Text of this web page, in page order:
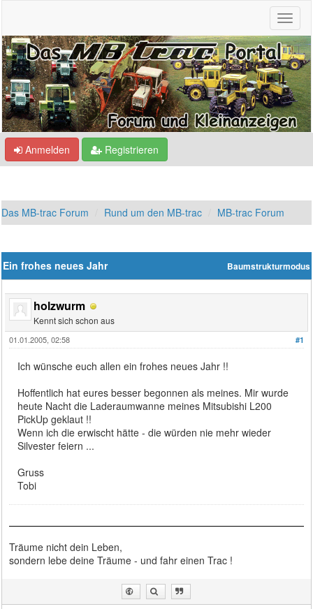
Anmelden Registrieren
Das MB-trac Forum Rund um den MB-trac MB-trac Forum
Baumstrukturmodus
Ein frohes neues Jahr
holzwurm
Kennt sich schon aus
#1
01.01.2005, 02:58
Ich wünsche euch allen ein frohes neues Jahr !!
Hoffentlich hat eures besser begonnen als meines. Mir wurde
heute Nacht die Laderaumwanne meines Mitsubishi L200
PickUp geklaut !!
Wenn ich die erwischt hätte - die würden nie mehr wieder
Silvester feiern ...
Gruss
Tobi
Träume nicht dein Leben,
sondern lebe deine Träume - und fahr einen Trac !